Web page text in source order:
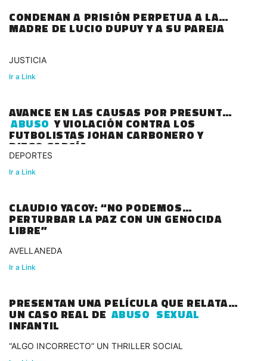
CONDENAN A PRISIÓN PERPETUA A LA
MADRE DE LUCIO DUPUY Y A SU PAREJA
JUSTICIA
Ir a Link
AVANCE EN LAS CAUSAS POR PRESUNTO
ABUSO Y VIOLACIÓN CONTRA LOS
FUTBOLISTAS JOHAN CARBONERO Y
DIEGO GARCÍA
DEPORTES
Ir a Link
CLAUDIO YACOY: “NO PODEMOS
PERTURBAR LA PAZ CON UN GENOCIDA
LIBRE”
AVELLANEDA
Ir a Link
PRESENTAN UNA PELÍCULA QUE RELATA
UN CASO REAL DE ABUSO SEXUAL
INFANTIL
“ALGO INCORRECTO” UN THRILLER SOCIAL